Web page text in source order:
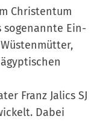
Christentum
sogenannte Ein-
Franz Jalics SJ
Dabei